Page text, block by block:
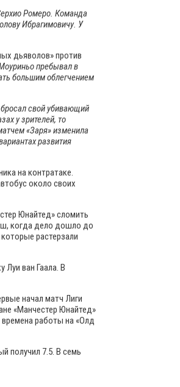
Ромеро. Команда
Ибрагимовичу. У
дьяволов» против
пребывал в
большим облегчением
свой убивающий
у зрителей, то
«Заря» изменила
развития
на контратаке.
около своих
Юнайтед» сломить
когда дело дошло до
растерзали
Луи ван Гаала. В
начал матч Лиги
«Манчестер Юнайтед»
работы на «Олд
получил 7.5. В семь